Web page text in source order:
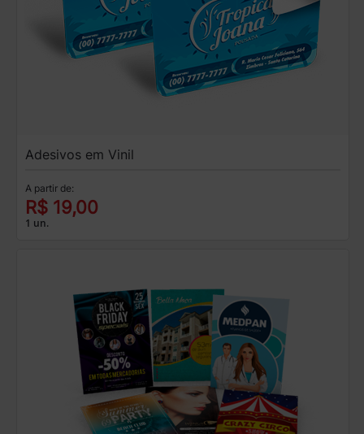
Adesivos em Vinil
A partir de:
R$ 19,00
1 un.